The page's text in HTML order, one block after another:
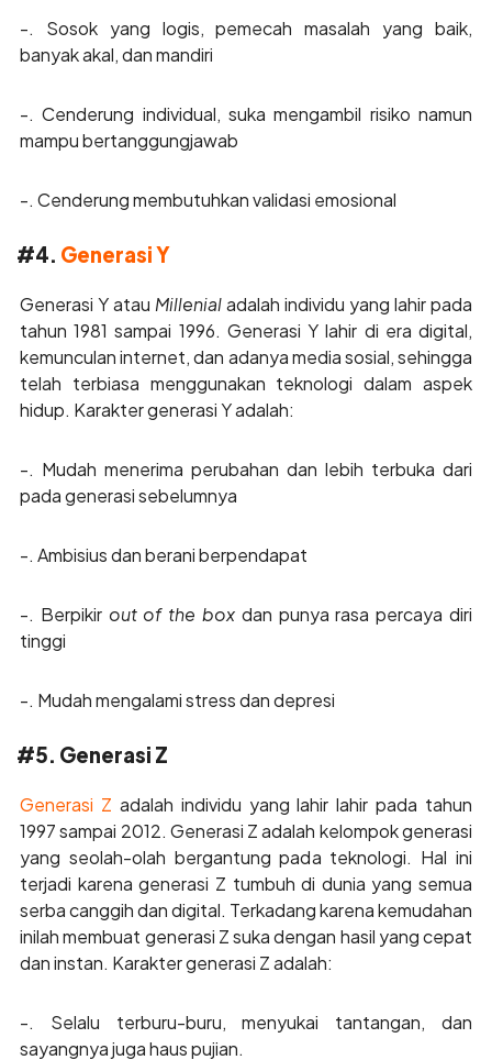
-. Sosok yang logis, pemecah masalah yang baik,
banyak akal, dan mandiri
-. Cenderung individual, suka mengambil risiko namun
mampu bertanggungjawab
-. Cenderung membutuhkan validasi emosional
#4. Generasi Y
Generasi Y atau Millenialadalah individu yang lahir pada
tahun 1981 sampai 1996. Generasi Y lahir di era digital,
kemunculan internet, dan adanya media sosial, sehingga
telah terbiasa menggunakan teknologi dalam aspek
hidup. Karakter generasi Y adalah:
-. Mudah menerima perubahan dan lebih terbuka dari
pada generasi sebelumnya
-. Ambisius dan berani berpendapat
-. Berpikir out of the box dan punya rasa percaya diri
tinggi
-. Mudah mengalami stress dan depresi
#5. Generasi Z
Generasi Z adalah individu yang lahir lahir pada tahun
1997 sampai 2012. Generasi Z adalah kelompok generasi
yang seolah-olah bergantung pada teknologi. Hal ini
terjadi karena generasi Z tumbuh di dunia yang semua
serba canggih dan digital. Terkadang karena kemudahan
inilah membuat generasi Z suka dengan hasil yang cepat
dan instan. Karakter generasi Z adalah:
-. Selalu terburu-buru, menyukai tantangan, dan
sayangnya juga haus pujian.